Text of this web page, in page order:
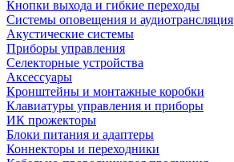
Кнопки выхода и гибкие переходы
Системы оповещения и аудиотрансляция
Акустические системы
Приборы управления
Селекторные устройства
Аксессуары
Кронштейны и монтажные коробки
Клавиатуры управления и приборы
ИК прожекторы
Блоки питания и адаптеры
Коннекторы и переходники